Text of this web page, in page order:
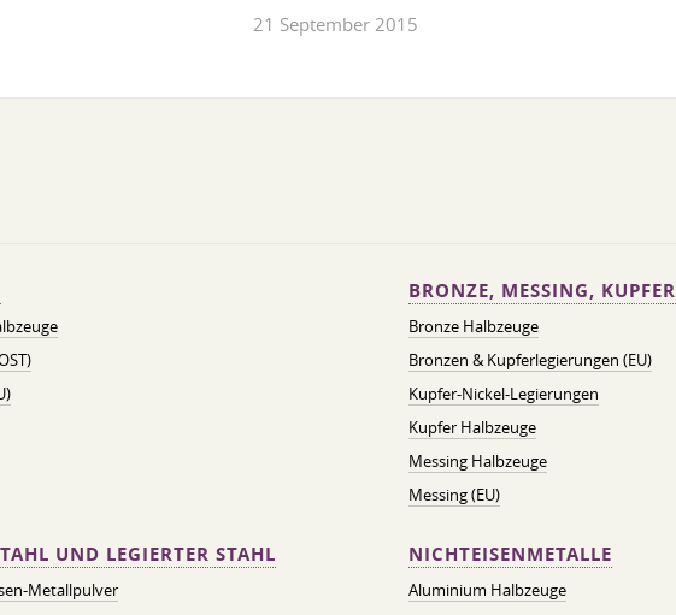
21 September 2015
BRONZE, MESSING, KUPFER
Bronze Halbzeuge
Bronzen & Kupferlegierungen (EU)
Kupfer-Nickel-Legierungen
Kupfer Halbzeuge
Messing Halbzeuge
Messing (EU)
UND LEGIERTER STAHL
Metallpulver
NICHTEISENMETALLE
Aluminium Halbzeuge